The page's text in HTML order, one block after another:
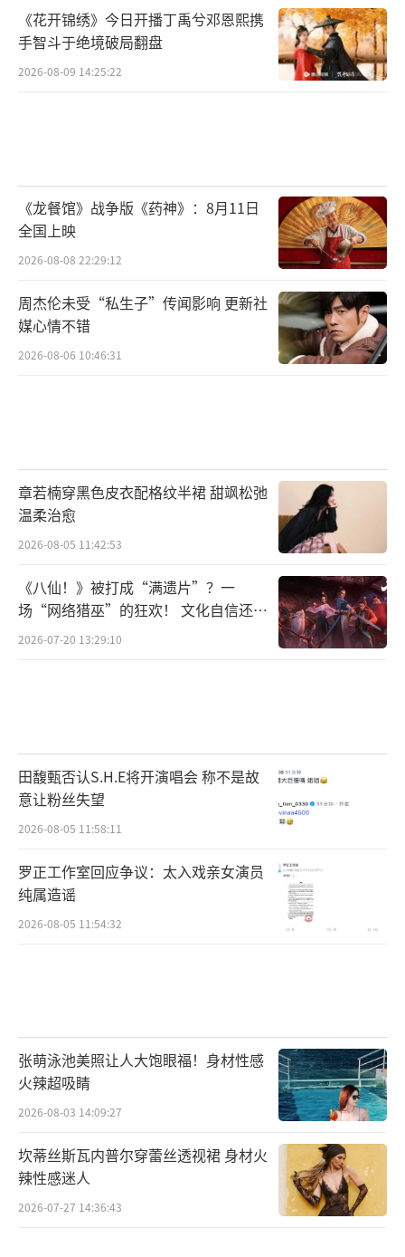
喜出演，6月22日公映，重回云边镇。
《花开锦绣》今日开播丁禹兮邓恩熙携
手智斗于绝境破局翻盘
2026-08-09 14:25:22
《龙餐馆》战争版《药神》：8月11日
全国上映
2026-08-08 22:29:12
周杰伦未受“私生子”传闻影响 更新社
媒心情不错
2026-08-06 10:46:31
章若楠穿黑色皮衣配格纹半裙 甜飒松弛
温柔治愈
2026-08-05 11:42:53
《八仙！》被打成“满遗片”？一
场“网络猎巫”的狂欢！ 文化自信还是
焦虑？
2026-07-20 13:29:10
田馥甄否认S.H.E将开演唱会 称不是故
意让粉丝失望
2026-08-05 11:58:11
罗正工作室回应争议：太入戏亲女演员
纯属造谣
2026-08-05 11:54:32
张萌泳池美照让人大饱眼福！身材性感
火辣超吸睛
2026-08-03 14:09:27
坎蒂丝斯瓦内普尔穿蕾丝透视裙 身材火
辣性感迷人
2026-07-27 14:36:43